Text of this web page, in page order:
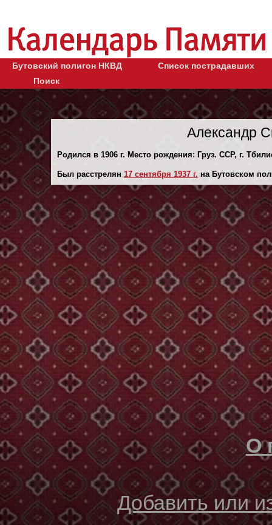
Бутовский полигон НКВД
Список пострадавших
Поиск
Александр
Родился в 1906 г. Место рождения: Груз. ССР, г.
Был расстрелян 17 сентября 1937 г. на Бутовском
О
Добавить или